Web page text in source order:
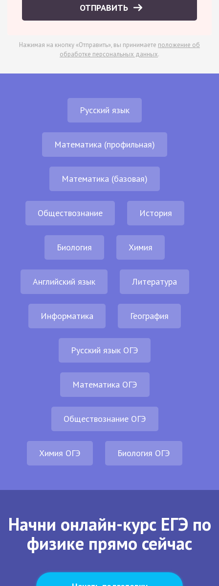
ОТПРАВИТЬ
Нажимая на кнопку «Отправить», вы принимаете положение об
обработке персональных данных.
Русский язык
Математика (профильная)
Математика (базовая)
Обществознание История
Биология Химия
Английский язык Литература
Информатика География
Русский язык ОГЭ
Математика ОГЭ
Обществознание ОГЭ
Химия ОГЭ Биология ОГЭ
Начни онлайн-курс ЕГЭ по
физике прямо сейчас